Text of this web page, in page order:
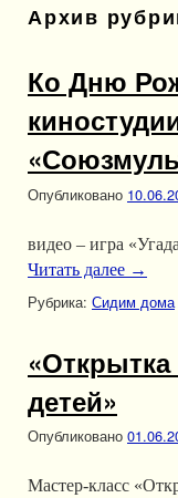
Архив
Ко Дню
Опубликовано
видео – игра
Читать далее →
Рубрика: Сидим дома
детей»
Опубликовано
Мастер-класс